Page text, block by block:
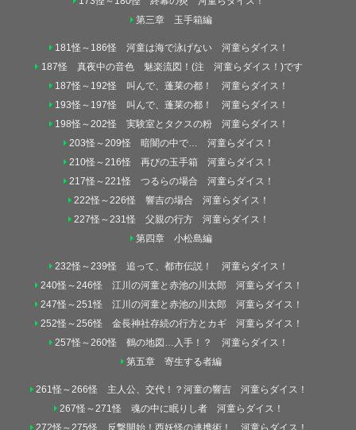
第三章 玉手箱編
181怪～186怪 河童は海で泳げない 河童らダイス！
187怪 真夜中の音色 魅楽流図！(注 河童らダイス！)です
187怪～192怪 叫んで、蓬莱の都！ 河童らダイス！
193怪～197怪 叫んで、蓬莱の都！ 河童らダイス！
198怪～202怪 実験室とタクスの粉 河童らダイス！
203怪～209怪 暗闇の中で… 河童らダイス！
210怪～216怪 再びの玉手箱 河童らダイス！
217怪～221怪 つるらの場合 河童らダイス！
222怪～226怪 響吉の場合 河童らダイス！
227怪～231怪 父親の行方 河童らダイス！
第四章 小松島編
232怪～239怪 追って、都市伝説！ 河童らダイス！
240怪～246怪 江川の河童と赤池の川太郎 河童らダイス！
247怪～251怪 江川の河童と赤池の川太郎 河童らダイス！
252怪～256怪 金長神社存続の行方とカギ 河童らダイス！
257怪～260怪 鶴の地図…入手！？ 河童らダイス！
第五章 寄生する者編
261怪～266怪 主人公、交代！？河童の響吉 河童らダイス！
267怪～271怪 魂の中に眠りし者 河童らダイス！
272怪～275怪 反撃開始！西妖怪の連携術！ 河童らダイス！